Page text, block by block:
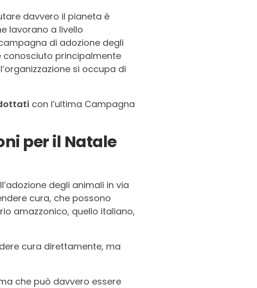
davvero il pianeta è
lavorano a livello
di adozione degli
conosciuto principalmente
si occupa di
con l’ultima Campagna
per il Natale
degli animali in via
cura, che possono
amazzonico, quello italiano,
cura direttamente, ma
che può davvero essere